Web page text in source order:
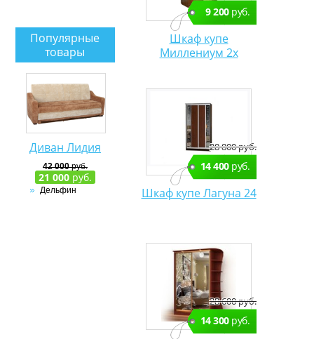
Популярные
товары
Диван Лидия
42 000руб.
21 000руб.
Дельфин
9 200руб.
Шкаф купе
Миллениум 2х
28 800 руб.
14 400руб.
Шкаф купе Лагуна 24
28 600 руб.
14 300руб.